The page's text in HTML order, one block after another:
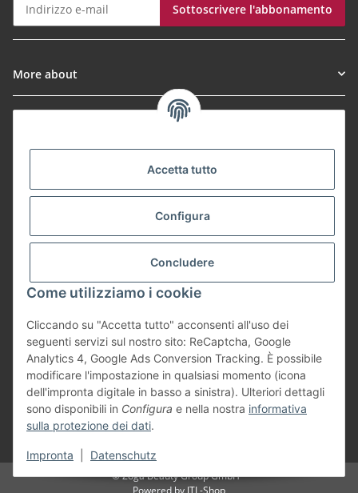
Accetta tutto
Configura
Concludere
Come utilizziamo i cookie
Cliccando su "Accetta tutto" acconsenti all'uso dei
seguenti servizi sul nostro sito: ReCaptcha, Google
Analytics 4, Google Ads Conversion Tracking. È possibile
modificare l'impostazione in qualsiasi momento (icona
dell'impronta digitale in basso a sinistra). Ulteriori dettagli
sono disponibili in Configura e nella nostra informativa
sulla protezione dei dati.
Impronta Datenschutz
Sottoscrivere l'abbonamento
More about
Shipping
Vertrag widerrufen
* Tutti i prezzi sono comprensivi dell’IVA prevista dalla legge, più
© Zoga Beauty Group GmbH
Powered by JTL-Shop